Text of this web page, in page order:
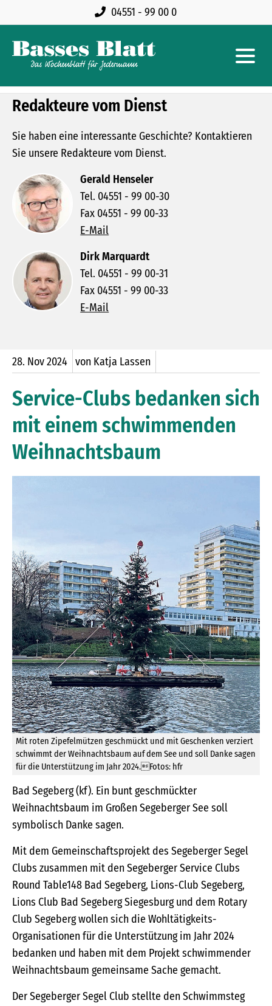
04551 - 99 00 0
Redakteure vom Dienst
Sie haben eine interessante Geschichte? Kontaktieren
Sie unsere Redakteure vom Dienst.
Gerald Henseler
Tel. 04551 - 99 00-30
Fax 04551 - 99 00-33
E-Mail
Dirk Marquardt
Tel. 04551 - 99 00-31
Fax 04551 - 99 00-33
E-Mail
28. Nov2024 von Katja Lassen
Service-Clubs bedanken sich
mit einem schwimmenden
Weihnachtsbaum
Mit roten Zipefelmützen geschmückt und mit Geschenken verziert
schwimmt der Weihnachtsbaum auf dem See und soll Danke sagen
für die Unterstützung im Jahr 2024.Fotos: hfr
Bad Segeberg (kf). Ein bunt geschmückter
Weihnachtsbaum im Großen Segeberger See soll
symbolisch Danke sagen.
Mit dem Gemeinschaftsprojekt des Segeberger Segel
Clubs zusammen mit den Segeberger Service Clubs
Round Table148 Bad Segeberg, Lions-Club Segeberg,
Lions Club Bad Segeberg Siegesburg und dem Rotary
Club Segeberg wollen sich die Wohltätigkeits-
Organisationen für die Unterstützung im Jahr 2024
bedanken und haben mit dem Projekt schwimmender
Weihnachtsbaum gemeinsame Sache gemacht.
Der Segeberger Segel Club stellte den Schwimmsteg